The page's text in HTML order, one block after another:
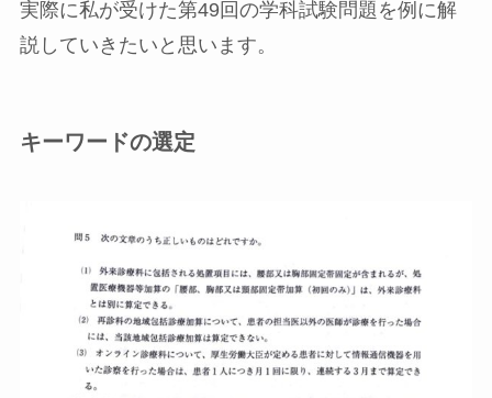
実際に私が受けた第49回の学科試験問題を例に解
説していきたいと思います。
キーワードの選定